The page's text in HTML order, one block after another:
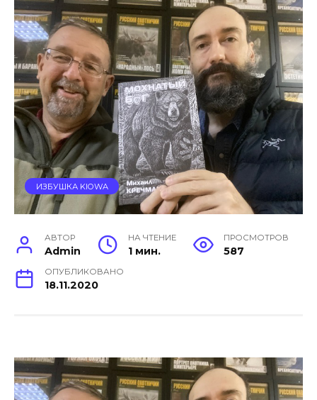
ИЗБУШКА KIOWA
АВТОР
Admin
НА ЧТЕНИЕ
1 мин.
ПРОСМОТРОВ
587
ОПУБЛИКОВАНО
18.11.2020